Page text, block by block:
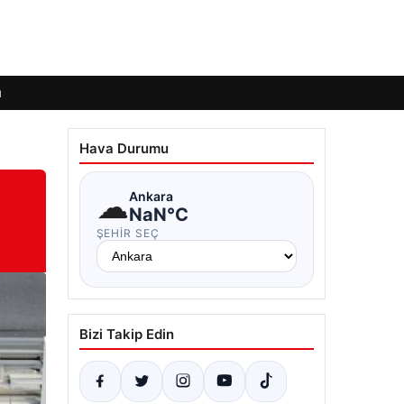
Hava Durumu
☁Ankara
NaN°C
ŞEHIR SEÇ
Bizi Takip Edin